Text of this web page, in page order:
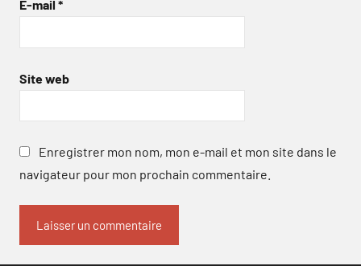
E-mail *
Site web
Enregistrer mon nom, mon e-mail et mon site dans le
navigateur pour mon prochain commentaire.